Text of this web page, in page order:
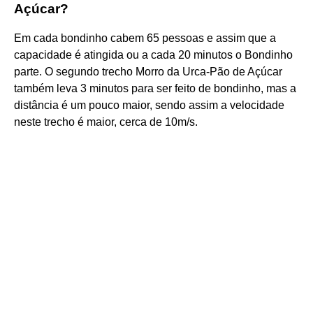
Açúcar?
Em cada bondinho cabem 65 pessoas e assim que a
capacidade é atingida ou a cada 20 minutos o Bondinho
parte. O segundo trecho Morro da Urca-Pão de Açúcar
também leva 3 minutos para ser feito de bondinho, mas a
distância é um pouco maior, sendo assim a velocidade
neste trecho é maior, cerca de 10m/s.